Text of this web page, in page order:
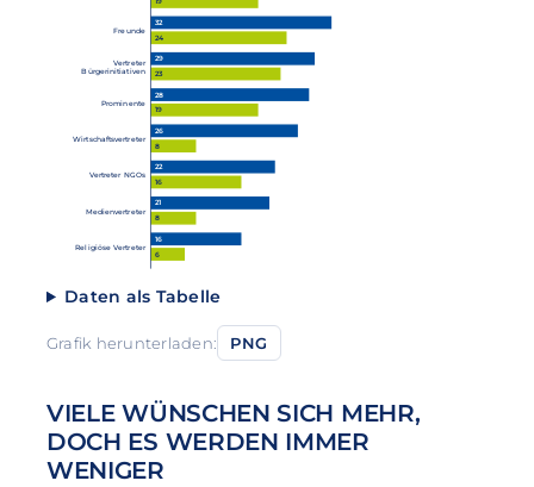
Freunde
32
24
Vertreter
Bürgerinitiativen
29
23
Prominente
28
19
Wirtschaftsvertreter
26
8
Vertreter NGOs
22
16
Medienvertreter
21
8
Religiöse Vertreter
16
6
Daten als Tabelle
Grafik herunterladen: PNG
VIELE WÜNSCHEN SICH MEHR,
DOCH ES WERDEN IMMER
WENIGER